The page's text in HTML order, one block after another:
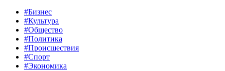
#Бизнес
#Культура
#Общество
#Политика
#Происшествия
#Спорт
#Экономика